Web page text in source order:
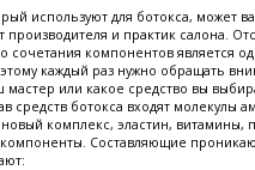
используют для ботокса, может
производителя и практик салона.
сочетания компонентов является
каждый раз нужно обращать
мастер или какое средство вы
средств ботокса входят молекулы
комплекс, эластин, витамины,
Составляющие